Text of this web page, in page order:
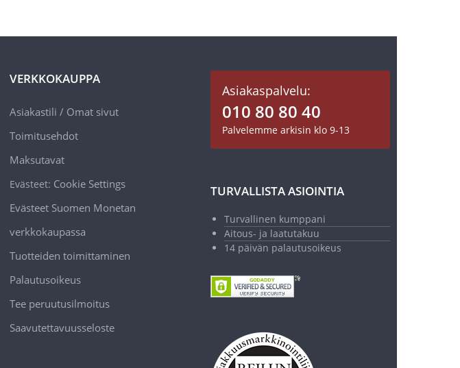
0,00 €
VERKKOKAUPPA
Asiakastili / Omat sivut
Toimitusehdot
Maksutavat
Evästeet: Cookie Settings
Evästeet Suomen Monetan
verkkokaupassa
Tuotteiden toimittaminen
Palautusoikeus
Tee peruutusilmoitus
Saavutettavuusseloste
Asiakaspalvelu:
010 80 80 40
Palvelemme arkisin klo 9-13
TURVALLISTA ASIOINTIA
Turvallinen kumppani
Aitous- ja laatutakuu
14 päivän palautusoikeus